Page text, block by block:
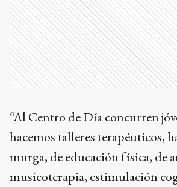
“Al Centro de Día concurren
hacemos talleres terapéuticos,
murga, de educación física, de
musicoterapia, estimulación